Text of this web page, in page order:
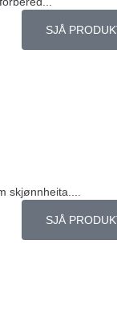
SJÅ
skjønnheita....
SJÅ